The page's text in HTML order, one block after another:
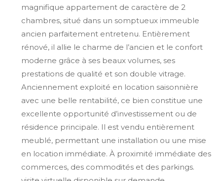
magnifique appartement de caractère de 2
chambres, situé dans un somptueux immeuble
ancien parfaitement entretenu. Entièrement
rénové, il allie le charme de l’ancien et le confort
moderne grâce à ses beaux volumes, ses
prestations de qualité et son double vitrage.
Anciennement exploité en location saisonnière
avec une belle rentabilité, ce bien constitue une
excellente opportunité d’investissement ou de
résidence principale. Il est vendu entièrement
meublé, permettant une installation ou une mise
en location immédiate. À proximité immédiate des
commerces, des commodités et des parkings.